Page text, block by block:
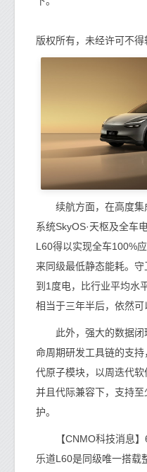
版权所有，未经许可不得
续航方面，在高度集
系统SkyOS·天枢及全车
L60得以实现全车100%
来同级最低静态能耗。
到1度电，比行业平均水
相当于三年半后，依然可
此外，强大的数据闭
命周期研发工具链的支
代原子模块，以周迭代软
并且代际兼容下，支持
护。
【CNMO科技消息】6
乐道L60是同级唯一搭载